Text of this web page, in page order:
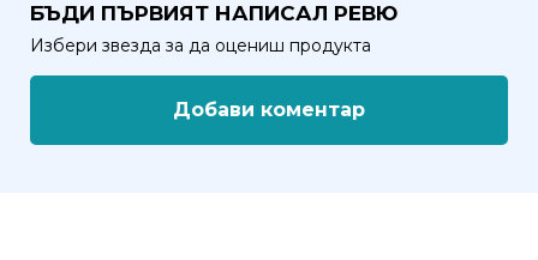
БЪДИ ПЪРВИЯТ НАПИСАЛ РЕВЮ
Избери звезда за да оцениш продукта
Добави коментар